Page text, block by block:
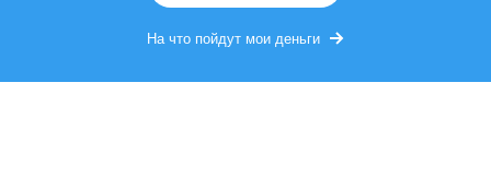
На что пойдут мои деньги